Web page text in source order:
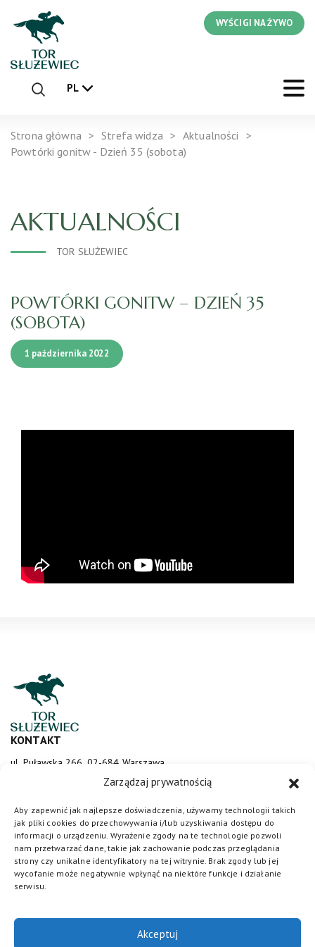
Zarządzaj prywatnością
Aby zapewnić jak najlepsze doświadczenia, używamy technologii takich
jak pliki cookies do przechowywania i/lub uzyskiwania dostępu do
informacji o urządzeniu. Wyrażenie zgody na te technologie pozwoli
nam przetwarzać dane, takie jak zachowanie podczas przeglądania
strony czy unikalne identyfikatory na tej witrynie. Brak zgody lub jej
wycofanie może negatywnie wpłynąć na niektóre funkcje i działanie
serwisu.
Akceptuj
WYŚCIGI NA ŻYWO
PL
Strona główna Strefa widza
Aktualności
Powtórki gonitw - Dzień 35 (sobota)
AKTUALNOŚCI
TOR SŁUŻEWIEC
POWTÓRKI GONITW – DZIEŃ 35
(SOBOTA)
1 października 2022
KONTAKT
ul. Puławska 266, 02-684 Warszawa
sluzewiec@totalizator.pl
KONTAKT DLA MEDIÓW
media@torsluzewiec.pl
DOŁĄCZ DO NAS